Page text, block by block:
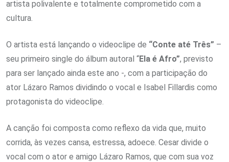
artista polivalente e totalmente comprometido com a
cultura.
O artista está lançando o videoclipe de “Conte até Três” –
seu primeiro single do álbum autoral “Ela é Afro”, previsto
para ser lançado ainda este ano -, com a participação do
ator Lázaro Ramos dividindo o vocal e Isabel Fillardis como
protagonista do videoclipe.
A canção foi composta como reflexo da vida que, muito
corrida, às vezes cansa, estressa, adoece. Cesar divide o
vocal com o ator e amigo Lázaro Ramos, que com sua voz